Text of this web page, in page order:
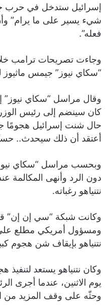
إسرائيل ستدخل في حرب
شيء يسير على ما يرام”
فعله”.
وجاءت تصريحات ترامب
“سكاي نيوز” جيمس ماثيوز
وقال مراسل “سكاي نيوز”
كان سينضم إلى رئيس
حال شنت إسرائيل هجومًا
أعتقد أن ذلك سيحدث..
وبحسب مراسل “سكاي
دون الرد وأنهى المكالمة
نتنياهو رغباته.
وكانت شبكة “سي إن إن”
ومسؤول أمريكي مطلع على
نتنياهو بإيقاف شن هجوم
وكان نتنياهو يستعد
يوم الاثنين، عندما أجرى
وحثّه على وقف المزيد من